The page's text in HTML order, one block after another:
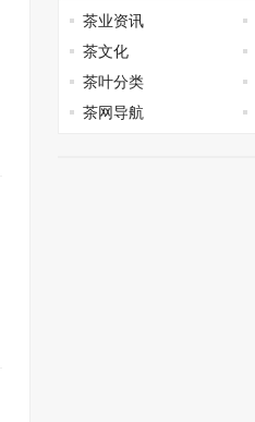
茶业资讯
茶文化
茶叶分类
茶网导航